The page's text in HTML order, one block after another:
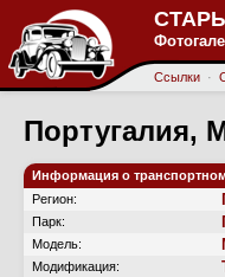
Ссылки ·
Португалия,
Информация о
Регион:
Парк:
Модель:
Модификация: